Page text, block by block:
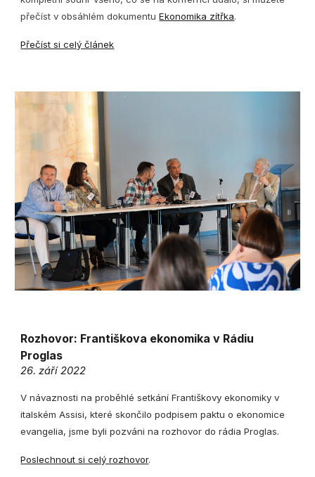
přečíst v obsáhlém dokumentuEkonomika zítřka.
Přečíst si celý článek
Rozhovor: Františkova ekonomika v Rádiu
Proglas
26. září 2022
V návaznosti na proběhlé setkání Františkovy ekonomiky v
italském Assisi, které skončilo podpisem paktu o ekonomice
evangelia, jsme byli pozváni na rozhovor do rádia Proglas.
Poslechnout si celý rozhovor.